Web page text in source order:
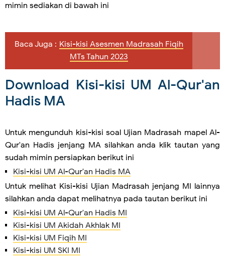
mimin sediakan di bawah ini
Baca Juga : Kisi-kisi Asesmen Madrasah Fiqih
MTs Tahun 2023
Download Kisi-kisi UM Al-Qur'an
Hadis MA
Untuk mengunduh kisi-kisi soal Ujian Madrasah mapel Al-
Qur'an Hadis jenjang MA silahkan anda klik tautan yang
sudah mimin persiapkan berikut ini
Kisi-kisi UM Al-Qur'an Hadis MA
Untuk melihat Kisi-kisi Ujian Madrasah jenjang MI lainnya
silahkan anda dapat melihatnya pada tautan berikut ini
Kisi-kisi UM Al-Qur'an Hadis MI
Kisi-kisi UM Akidah Akhlak MI
Kisi-kisi UM Fiqih MI
Kisi-kisi UM SKI MI